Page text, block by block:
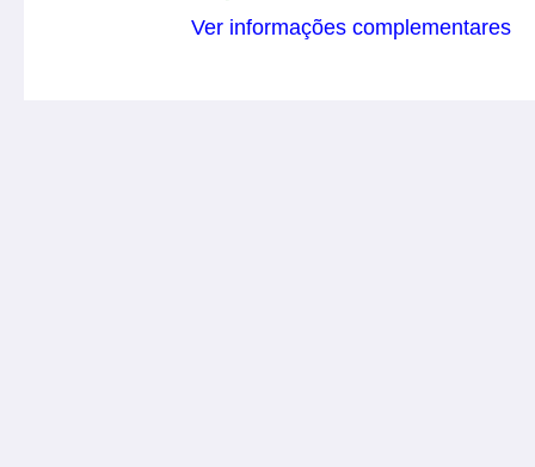
Ver informações complementares